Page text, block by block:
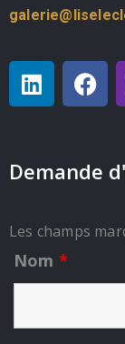
Demande
Les champs
Nom *